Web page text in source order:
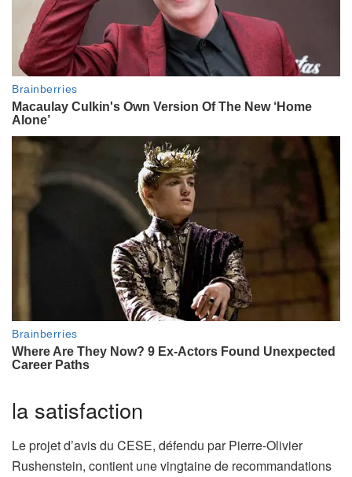
é
s
la satisfaction
Le projet d’avis du CESE, défendu par Pierre-Olivier
Rushenstein, contient une vingtaine de recommandations